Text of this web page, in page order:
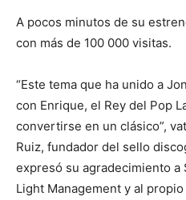
A pocos minutos de su
con más de 100 000 visitas.
“Este tema que ha unido a
con Enrique, el Rey del Pop
convertirse en un clásico”,
Ruiz, fundador del sello
expresó su agradecimiento a
Light Management y al